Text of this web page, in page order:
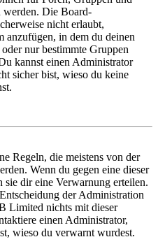
werden. Die Board-
nicht erlaubt,
anzufügen, in dem du deinen
nur bestimmte Gruppen
kannst einen Administrator
sicher bist, wieso du keine
Regeln, die meistens von der
Wenn du gegen eine dieser
sie dir eine Verwarnung erteilen.
der Administration
Limited nichts mit dieser
einen Administrator,
wieso du verwarnt wurdest.